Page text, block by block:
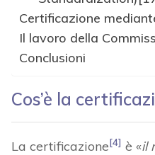
Certificazione
Il lavoro della
Conclusioni
Cos’è la
La certificazione[4] è «il